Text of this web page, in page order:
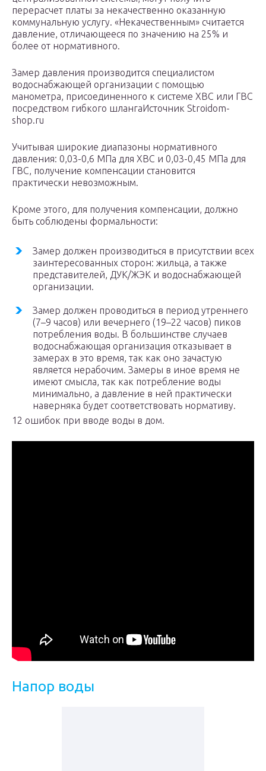
перерасчет платы за некачественно оказанную
коммунальную услугу. «Некачественным» считается
давление, отличающееся по значению на 25% и
более от нормативного.
Замер давления производится специалистом
водоснабжающей организации с помощью
манометра, присоединенного к системе ХВС или ГВС
посредством гибкого шлангаИсточник Stroidom-
shop.ru
Учитывая широкие диапазоны нормативного
давления: 0,03-0,6 МПа для ХВС и 0,03-0,45 МПа для
ГВС, получение компенсации становится
практически невозможным.
Кроме этого, для получения компенсации, должно
быть соблюдены формальности:
Замер должен производиться в присутствии всех
заинтересованных сторон: жильца, а также
представителей, ДУК/ЖЭК и водоснабжающей
организации.
Замер должен проводиться в период утреннего
(7–9 часов) или вечернего (19–22 часов) пиков
потребления воды. В большинстве случаев
водоснабжающая организация отказывает в
замерах в это время, так как оно зачастую
является нерабочим. Замеры в иное время не
имеют смысла, так как потребление воды
минимально, а давление в ней практически
наверняка будет соответствовать нормативу.
12 ошибок при вводе воды в дом.
Напор воды